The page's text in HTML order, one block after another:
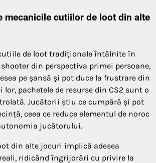
mecanicile cutiilor de loot din alte
de loot tradiționale întâlnite în
din perspectiva primei persoane,
pe șansă și pot duce la frustrare din
pachetele de resurse din CS2 sunt o
Jucătorii știu ce cumpără și pot
ceea ce reduce elementul de noroc
jucătorului.
din alte jocuri implică adesea
ridicând îngrijorări cu privire la